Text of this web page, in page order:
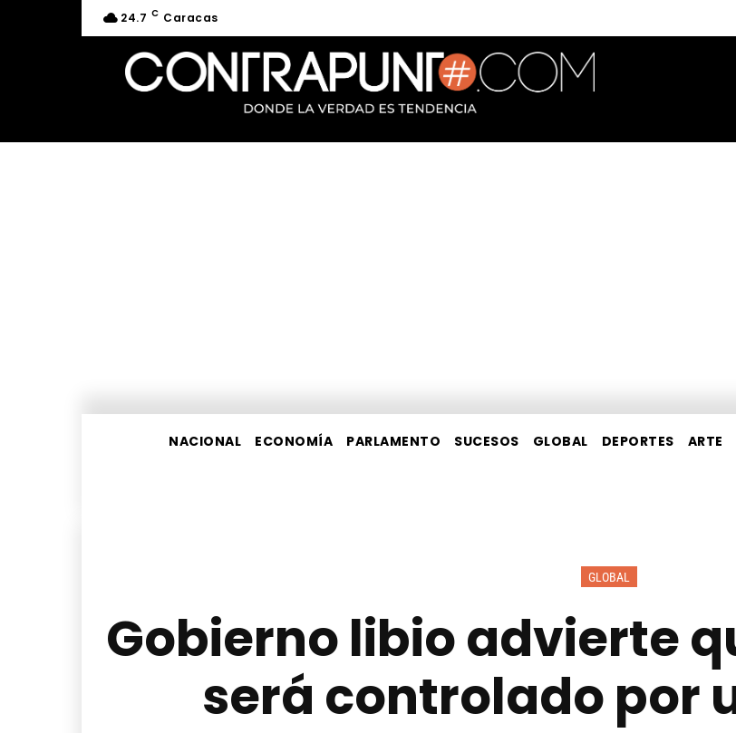
24.7 C Caracas
NACIONAL ECONOMÍA PARLAMENTO SUCESOS GLOBAL DEPORTES ARTE
GLOBAL
Gobierno libio advierte
será controlado por